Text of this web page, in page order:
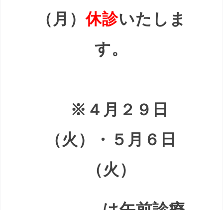
（月）休診いたしま
す。
※４月２９日
（火）・５月６日
（火）